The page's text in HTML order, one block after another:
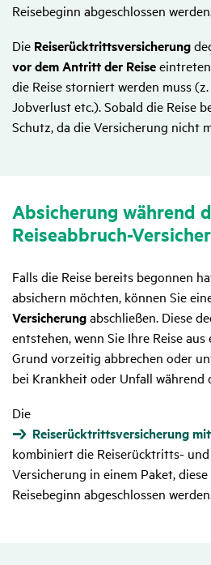
Reisebeginn abgeschlossen
Die Reiserücktrittsversicherung
vor dem Antritt der Reise
die Reise storniert werden muss
Jobverlust etc.). Sobald die Reise
Schutz, da die Versicherung nicht
Absi­che­rung während
Reise­ab­bruch-
Falls die Reise bereits begonnen
absichern möchten, können Sie
Versicherungabschließen. Diese
entstehen, wenn Sie Ihre Reise
Grund vorzeitig abbrechen oder
bei Krankheit oder Unfall während
Die
Reiserücktrittsversicherung
kombiniert die Reiserücktritts- und
Versicherung in einem Paket,
Reisebeginn abgeschlossen